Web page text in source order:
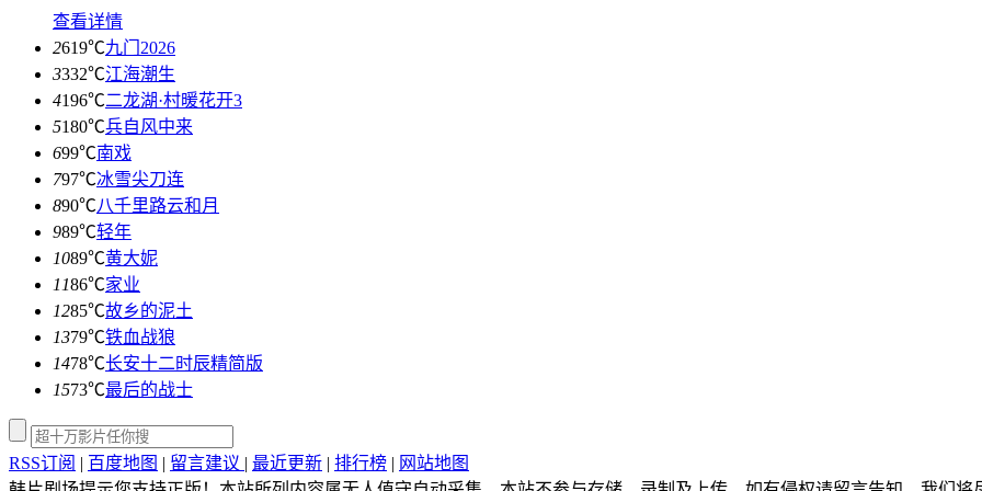
查看详情
2619℃九门2026
3332℃江海潮生
4196℃二龙湖·村暖花开3
5180℃兵自风中来
699℃南戏
797℃冰雪尖刀连
890℃八千里路云和月
989℃轻年
1089℃黄大妮
1186℃家业
1285℃故乡的泥土
1379℃铁血战狼
1478℃长安十二时辰精简版
1573℃最后的战士
RSS订阅 | 百度地图 | 留言建议 | 最近更新 | 排行榜 | 网站地图